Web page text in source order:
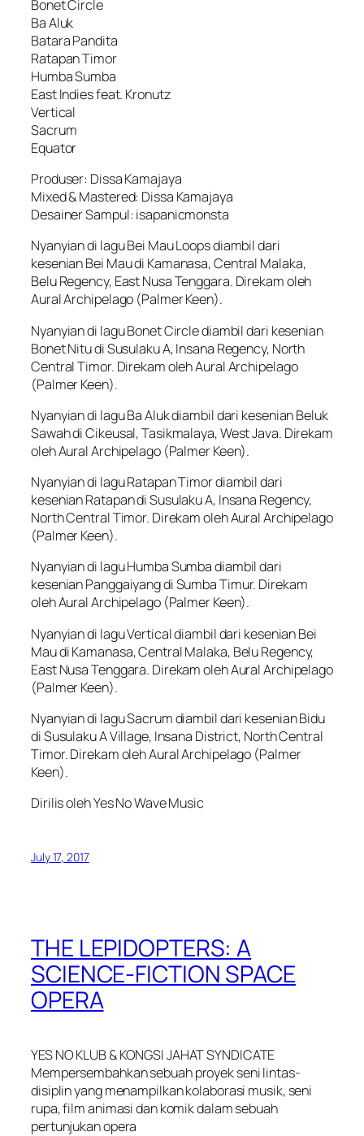
Bonet Circle
Ba Aluk
Batara Pandita
Ratapan Timor
Humba Sumba
East Indies feat. Kronutz
Vertical
Sacrum
Equator
Produser: Dissa Kamajaya
Mixed & Mastered: Dissa Kamajaya
Desainer Sampul: isapanicmonsta
Nyanyian di lagu Bei Mau Loops diambil dari
kesenian Bei Mau di Kamanasa, Central Malaka,
Belu Regency, East Nusa Tenggara. Direkam oleh
Aural Archipelago (Palmer Keen).
Nyanyian di lagu Bonet Circle diambil dari kesenian
Bonet Nitu di Susulaku A, Insana Regency, North
Central Timor. Direkam oleh Aural Archipelago
(Palmer Keen).
Nyanyian di lagu Ba Aluk diambil dari kesenian Beluk
Sawah di Cikeusal, Tasikmalaya, West Java. Direkam
oleh Aural Archipelago (Palmer Keen).
Nyanyian di lagu Ratapan Timor diambil dari
kesenian Ratapan di Susulaku A, Insana Regency,
North Central Timor. Direkam oleh Aural Archipelago
(Palmer Keen).
Nyanyian di lagu Humba Sumba diambil dari
kesenian Panggaiyang di Sumba Timur. Direkam
oleh Aural Archipelago (Palmer Keen).
Nyanyian di lagu Vertical diambil dari kesenian Bei
Mau di Kamanasa, Central Malaka, Belu Regency,
East Nusa Tenggara. Direkam oleh Aural Archipelago
(Palmer Keen).
Nyanyian di lagu Sacrum diambil dari kesenian Bidu
di Susulaku A Village, Insana District, North Central
Timor. Direkam oleh Aural Archipelago (Palmer
Keen).
Dirilis oleh Yes No Wave Music
July 17, 2017
THE LEPIDOPTERS: A
SCIENCE-FICTION SPACE
OPERA
YES NO KLUB & KONGSI JAHAT SYNDICATE
Mempersembahkan sebuah proyek seni lintas-
disiplin yang menampilkan kolaborasi musik, seni
rupa, film animasi dan komik dalam sebuah
pertunjukan opera